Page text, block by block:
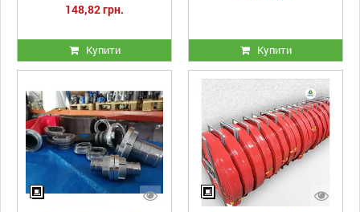
148,82 грн.
Купити Купити